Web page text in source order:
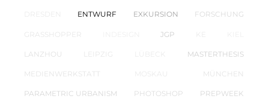
ENTWURF EXKURSION FORSCHUNG
GRASSHOPPER JGP
LANZHOU LEIPZIG MASTERTHESIS
MEDIENWERKSTATT MÜNCHEN
PARAMETRIC URBANISM PHOTOSHOP PREPWEEK